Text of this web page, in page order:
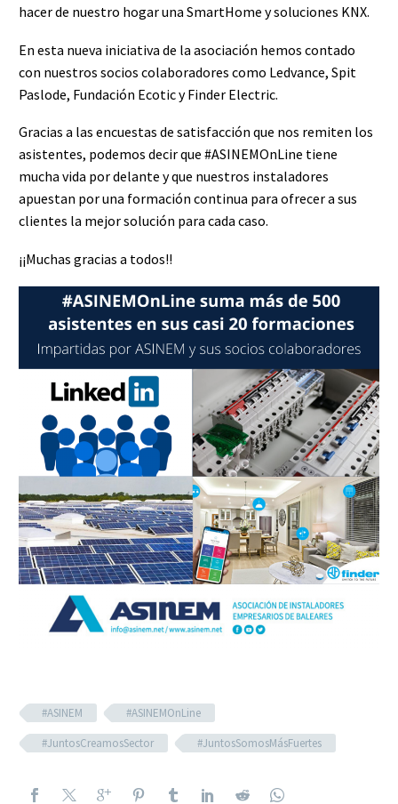
hacer de nuestro hogar una SmartHome y soluciones KNX.
En esta nueva iniciativa de la asociación hemos contado
con nuestros socios colaboradores como Ledvance, Spit
Paslode, Fundación Ecotic y Finder Electric.
Gracias a las encuestas de satisfacción que nos remiten los
asistentes, podemos decir que #ASINEMOnLine tiene
mucha vida por delante y que nuestros instaladores
apuestan por una formación continua para ofrecer a sus
clientes la mejor solución para cada caso.
¡¡Muchas gracias a todos!!
#ASINEM
#ASINEMOnLine
#JuntosCreamosSector
#JuntosSomosMásFuertes